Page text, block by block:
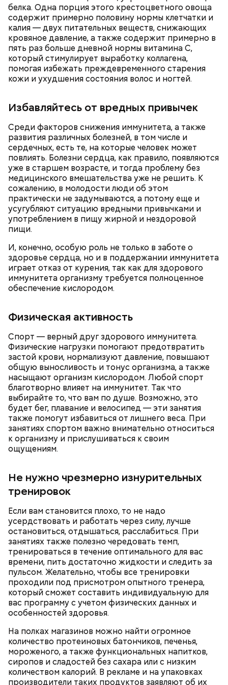
белка. Одна порция этого крестоцветного овоща
содержит примерно половину нормы клетчатки и
калия — двух питательных веществ, снижающих
кровяное давление, а также содержит примерно в
пять раз больше дневной нормы витамина С,
который стимулирует выработку коллагена,
помогая избежать преждевременного старения
кожи и ухудшения состояния волос и ногтей.
Избавляйтесь от вредных привычек
Среди факторов снижения иммунитета, а также
развития различных болезней, в том числе и
сердечных, есть те, на которые человек может
повлиять. Болезни сердца, как правило, появляются
уже в старшем возрасте, и тогда проблему без
медицинского вмешательства уже не решить. К
сожалению, в молодости люди об этом
практически не задумываются, а потому еще и
усугубляют ситуацию вредными привычками и
употреблением в пищу жирной и нездоровой
пищи.
И, конечно, особую роль не только в заботе о
здоровье сердца, но и в поддержании иммунитета
играет отказ от курения, так как для здорового
иммунитета организму требуется полноценное
обеспечение кислородом.
Физическая активность
Спорт — верный друг здорового иммунитета.
Физические нагрузки помогают предотвратить
застой крови, нормализуют давление, повышают
общую выносливость и тонус организма, а также
насыщают организм кислородом. Любой спорт
благотворно влияет на иммунитет. Так что
выбирайте то, что вам по душе. Возможно, это
будет бег, плавание и велосипед — эти занятия
также помогут избавиться от лишнего веса. При
занятиях спортом важно внимательно относиться
к организму и прислушиваться к своим
ощущениям.
Не нужно чрезмерно изнурительных
тренировок
Если вам становится плохо, то не надо
усердствовать и работать через силу, лучше
остановиться, отдышаться, расслабиться. При
занятиях также полезно чередовать темп,
тренироваться в течение оптимального для вас
времени, пить достаточно жидкости и следить за
пульсом. Желательно, чтобы все тренировки
проходили под присмотром опытного тренера,
который сможет составить индивидуальную для
вас программу с учетом физических данных и
особенностей здоровья.
На полках магазинов можно найти огромное
количество протеиновых батончиков, печенья,
мороженого, а также функциональных напитков,
сиропов и сладостей без сахара или с низким
количеством калорий. В рекламе и на упаковках
производители таких продуктов заявляют об их
Однако диетолог предупредила: не для всех дыня
может быть полезна. В первую очередь ее стоит
есть с осторожностью людям:
с сахарным диабетом;
лишним весом.
— В дыне содержится много сахара, который
представлен фруктозой. С одной стороны — это
хорошо, потому что дает энергию. Но важно
помнить, что сладкими дынями не нужно сильно
увлекаться, так же как и арбузами, людям с
сахарным диабетом и лишним весом, —
подчеркнула доктор.
Терапевт Кондрахин назвал
продукты и напитки, которые
выводят токсины из организма
Чистит сосуды и защищает от
рака: чем полезен кресс-салат
— Наиболее распространенные борщ, щи, котлеты,
Вовсю идет и сезон черешни. «Вечерняя Москва»
узнала у врача — эндокринолога-диетолога
Натальи Лазуренко,как правильно есть эту ягодус
пользой для здоровья.